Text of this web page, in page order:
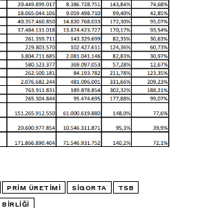
PRIM ÜRETIMI SIGORTA TSB
BIRLIĞI